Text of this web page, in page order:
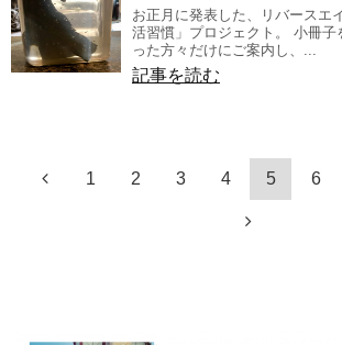
お正月に発表した、リバースエ
活習慣」プロジェクト。 小冊子
った方々だけにご案内し、...
記事を読む
1 2 3 4 5 6